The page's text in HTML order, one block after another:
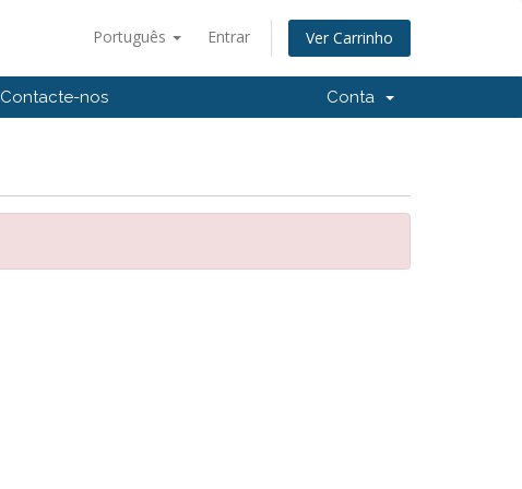
Português Entrar Ver Carrinho
Contacte-nos Conta